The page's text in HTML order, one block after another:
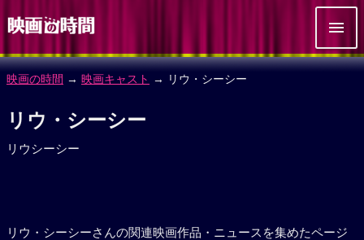
映画の時間 → 映画キャスト → リウ・シーシー
リウ・シーシー
リウシーシー
リウ・シーシーさんの関連映画作品・ニュースを集めたページ